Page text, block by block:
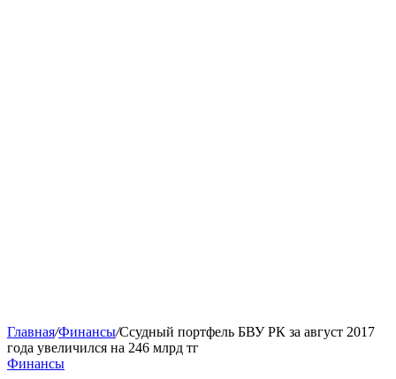
Главная/Финансы/Ссудный портфель БВУ РК за август 2017
года увеличился на 246 млрд тг
Финансы